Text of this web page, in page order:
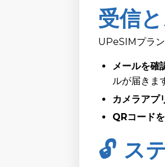
受信
UPeSIMプラ
メールを確
ルが届きま
カメラアプ
QRコード
🔓 ス